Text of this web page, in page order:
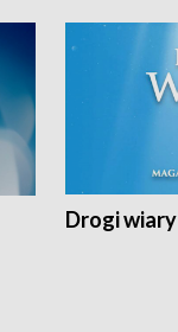
Drogi wiary